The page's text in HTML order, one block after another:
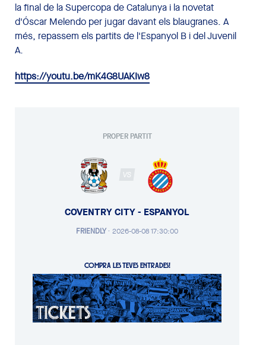
la finalde la Supercopade Catalunya i la novetat
d'Óscar Melendo per jugardavant els blaugranes. A
més, repassem els partitsde l'Espanyol B idel Juvenil
A.
https://youtu.be/mK4G8UAKIw8
PROPER PARTIT
VS
COVENTRY CITY - ESPANYOL
FRIENDLY· 2026-08-08 17:30:00
COMPRA LES TEVES ENTRADES!